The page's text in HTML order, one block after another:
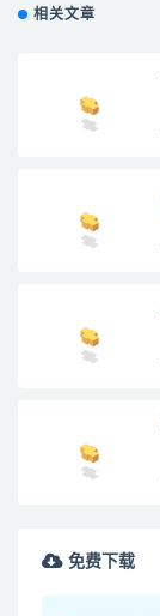
相关文章
免费下载